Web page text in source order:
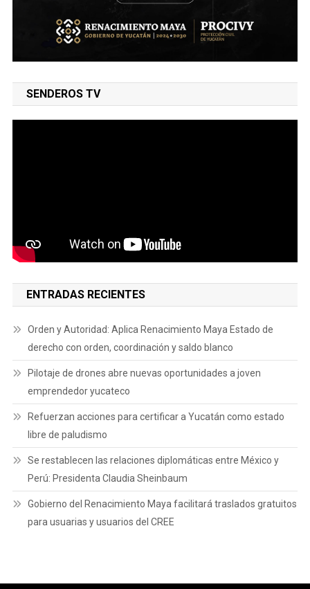
SENDEROS TV
ENTRADAS RECIENTES
Orden y Autoridad: Aplica Renacimiento Maya Estado de
derecho con orden, coordinación y saldo blanco
Pilotaje de drones abre nuevas oportunidades a joven
emprendedor yucateco
Refuerzan acciones para certificar a Yucatán como estado
libre de paludismo
Se restablecen las relaciones diplomáticas entre México y
Perú: Presidenta Claudia Sheinbaum
Gobierno del Renacimiento Maya facilitará traslados gratuitos
para usuarias y usuarios del CREE